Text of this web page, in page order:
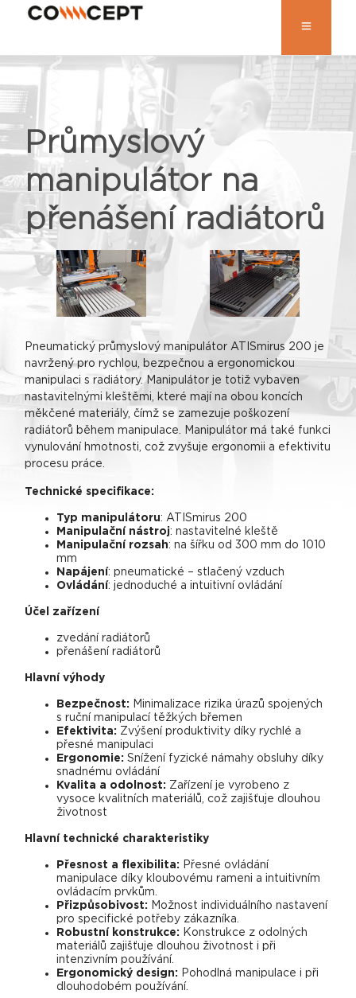
Průmyslový
manipulátor na
přenášení radiátorů
Pneumatický průmyslový manipulátor ATISmirus 200 je
navržený pro rychlou, bezpečnou a ergonomickou
manipulaci s radiátory. Manipulátor je totiž vybaven
nastavitelnými kleštěmi, které mají na obou koncích
měkčené materiály, čímž se zamezuje poškození
radiátorů během manipulace. Manipulátor má také funkci
vynulování hmotnosti, což zvyšuje ergonomii a efektivitu
procesu práce.
Technické specifikace:
Typ manipulátoru: ATISmirus 200
Manipulační nástroj: nastavitelné kleště
Manipulační rozsah: na šířku od 300 mm do 1010
mm
Napájení: pneumatické – stlačený vzduch
Ovládání: jednoduché a intuitivní ovládání
Účel zařízení
zvedání radiátorů
přenášení radiátorů
Hlavní výhody
Bezpečnost: Minimalizace rizika úrazů spojených
s ruční manipulací těžkých břemen
Efektivita: Zvýšení produktivity díky rychlé a
přesné manipulaci
Ergonomie: Snížení fyzické námahy obsluhy díky
snadnému ovládání
Kvalita a odolnost: Zařízení je vyrobeno z
vysoce kvalitních materiálů, což zajišťuje dlouhou
životnost
Hlavní technické charakteristiky
Přesnost a flexibilita: Přesné ovládání
manipulace díky kloubovému rameni a intuitivním
ovládacím prvkům.
Přizpůsobivost: Možnost individuálního nastavení
pro specifické potřeby zákazníka.
Robustní konstrukce: Konstrukce z odolných
materiálů zajišťuje dlouhou životnost i při
intenzivním používání.
Ergonomický design: Pohodlná manipulace i při
dlouhodobém používání.